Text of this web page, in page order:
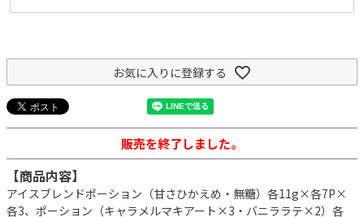
お気に入りに登録する
販売を終了しました。
【商品内容】
アイスブレンドポーション（甘さひかえめ・無糖）各11g×各7P×
各3、ポーション（キャラメルマキアート×3・バニララテ×2）各